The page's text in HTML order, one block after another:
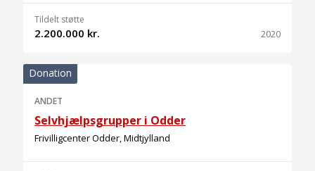
Tildelt støtte
2.200.000 kr. 2020
Donation
ANDET
Selvhjælpsgrupper i Odder
Frivilligcenter Odder, Midtjylland